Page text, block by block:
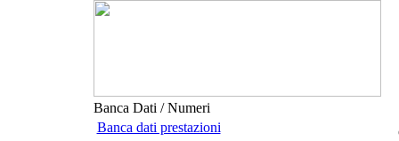
Banca Dati / Numeri
Banca dati prestazioni